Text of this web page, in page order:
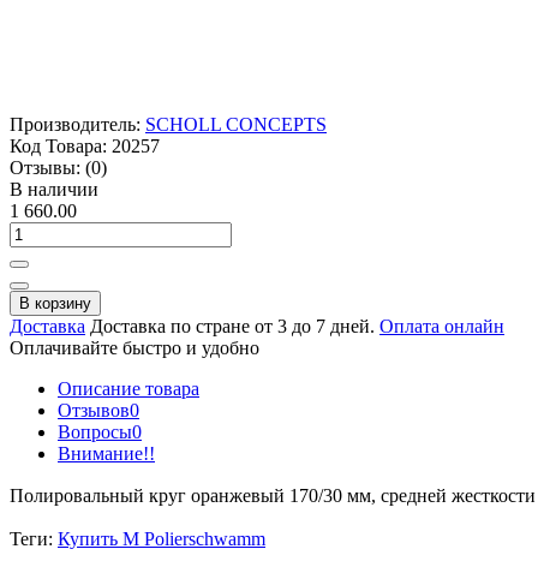
Производитель: SCHOLL CONCEPTS
Код Товара: 20257
Отзывы: (0)
В наличии
1 660.00
В корзину
Доставка Доставка по стране от 3 до 7 дней. Оплата онлайн
Оплачивайте быстро и удобно
Описание товара
Отзывов0
Вопросы0
Внимание!!
Полировальный круг оранжевый 170/30 мм, средней жесткости
Теги: Купить M Polierschwamm